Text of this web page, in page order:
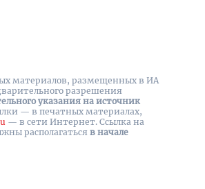
материалов, размещенных в ИА
разрешения
указания на источник
— в печатных материалах,
— в сети Интернет. Ссылка на
располагаться в начале